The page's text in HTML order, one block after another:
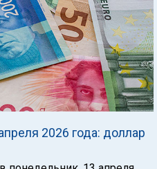
2026 года: доллар